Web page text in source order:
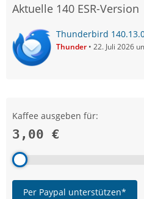
Aktuelle 140 ESR-Version
Thunderbird
Thunder 22. Juli 2026
Kaffee ausgeben für:
3,00 €
Per Paypal unterstützen*